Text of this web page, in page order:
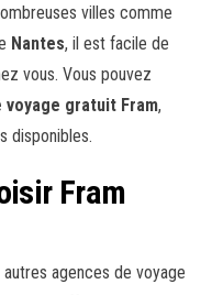
villes comme
Nantes, il est facile de
vous. Vous pouvez
gratuit Fram,
disponibles.
Fram
agences de voyage